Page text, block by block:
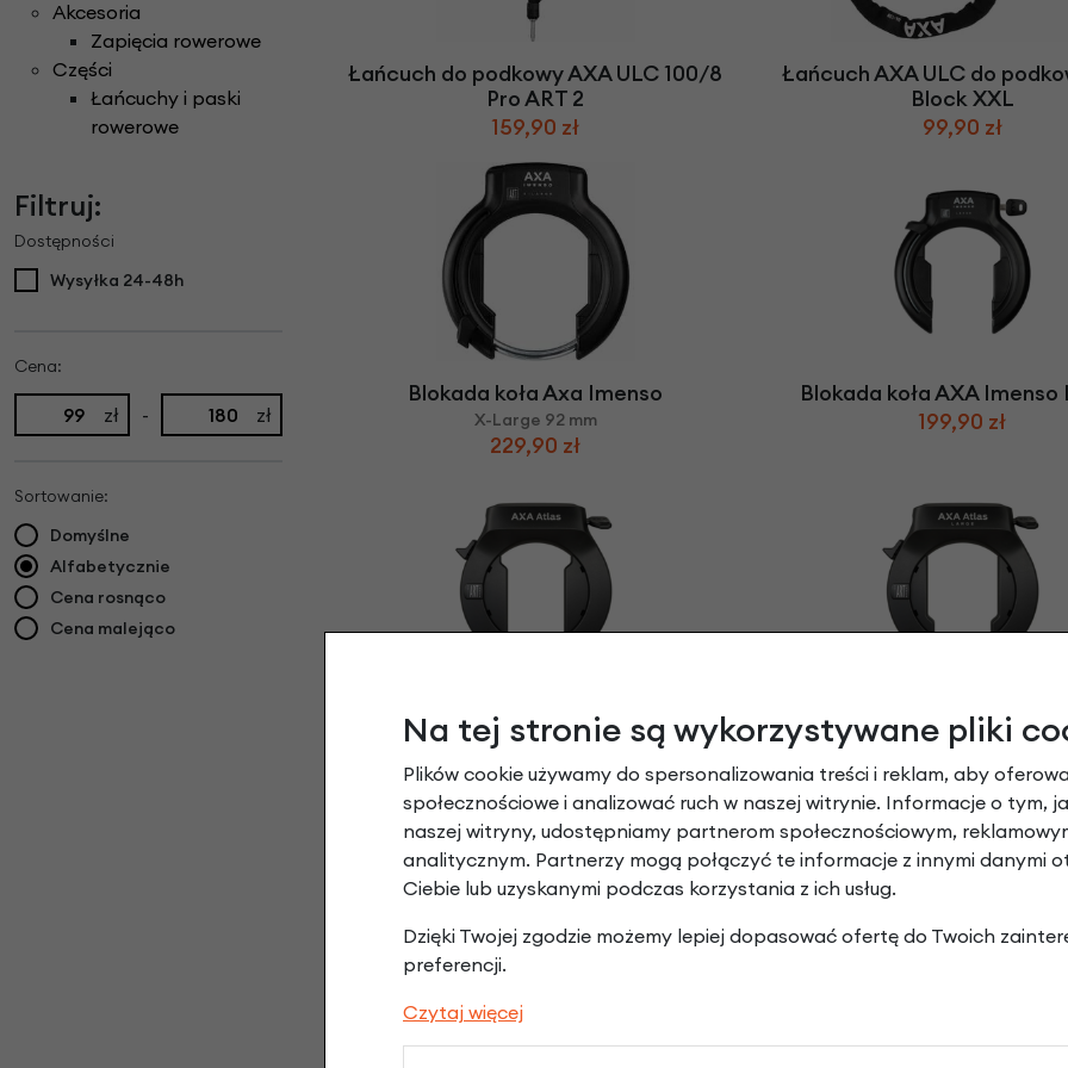
Rowery Tandem
Rowery Trójkołowe
Rowerki biegowe
Checker Pig
Części do rowerów elektrycznych
Dzwonki rowerowe
oteliki rowerowe
amulce rowerowe
Kaski rowerowe
ańcuchy i paski rowerowe
Napęd paskowy Gates
Narzędzia rowerowe
bręcze i koła rowerowe
Przerzutki rowerowe
N
Peruzzo
Akcesoria
Zapięcia rowerowe
Części
Łańcuchy i paski
rowerowe
Filtruj:
Dostępności
Wysyłka 24-48h
Cena:
zł - zł
Sortowanie:
Domyślne
Alfabetycznie
Cena rosnąco
Cena malejąco
Łańcuch do podkowy AXA ULC 100/8
Pro ART 2
159,90 zł
Łańcuch AXA ULC do
Block XXL
99,90 zł
Blokada koła Axa Imenso
X-Large 92 mm
229,90 zł
Blokada koła AXA Imenso
199,90 zł
Blokada koła AXA Atlas
159,90 zł
Blokada koła AXA Atlas
159,90 zł
NOWOŚĆ
-10%
Rower na pasku KOGA F3 8.0 (Alfine 11)
Rower na pasku KOGA F3 8.0
Na tej stronie są wykorzystywane pliki
Plików cookie używamy do spersonalizowania treści i reklam, aby
społecznościowe i analizować ruch w naszej witrynie. Informacje o tym,
naszej witryny, udostępniamy partnerom społecznościowym,
analitycznym. Partnerzy mogą połączyć te informacje z innymi danymi
Ciebie lub uzyskanymi podczas korzystania z ich usług.
Dzięki Twojej zgodzie możemy lepiej dopasować ofertę do Twoich
preferencji.
Czytaj więcej